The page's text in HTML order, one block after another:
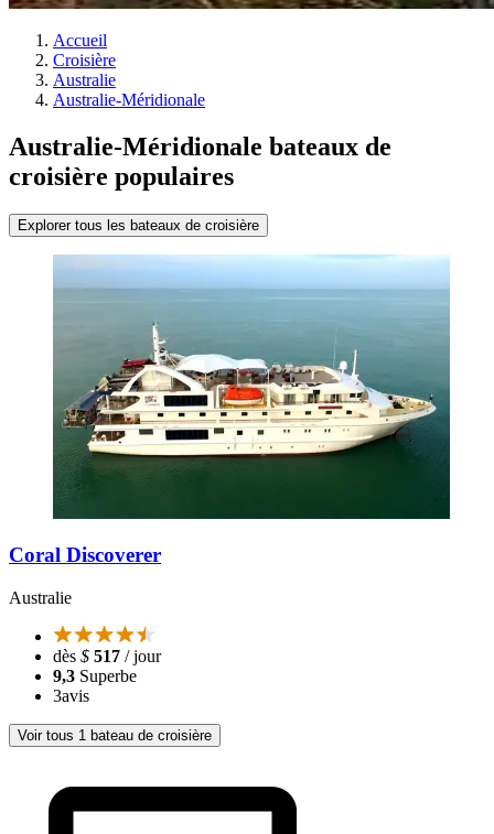
Accueil
Croisière
Australie
Australie-Méridionale
Australie-Méridionale bateaux de
croisière populaires
Explorer tous les bateaux de croisière
Coral Discoverer
Australie
dès $ 517 / jour
9,3 Superbe
3avis
Voir tous 1 bateau de croisière